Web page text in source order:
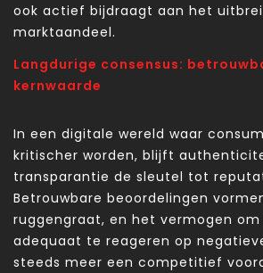
ook actief bijdraagt aan het
marktaandeel.
Langdurige consensus:
kernwaarde
In een digitale wereld waar
kritischer worden, blijft
transparantie de sleutel tot
Betrouwbare beoordelingen
ruggengraat, en het vermogen om
adequaat te reageren op
steeds meer een competitief